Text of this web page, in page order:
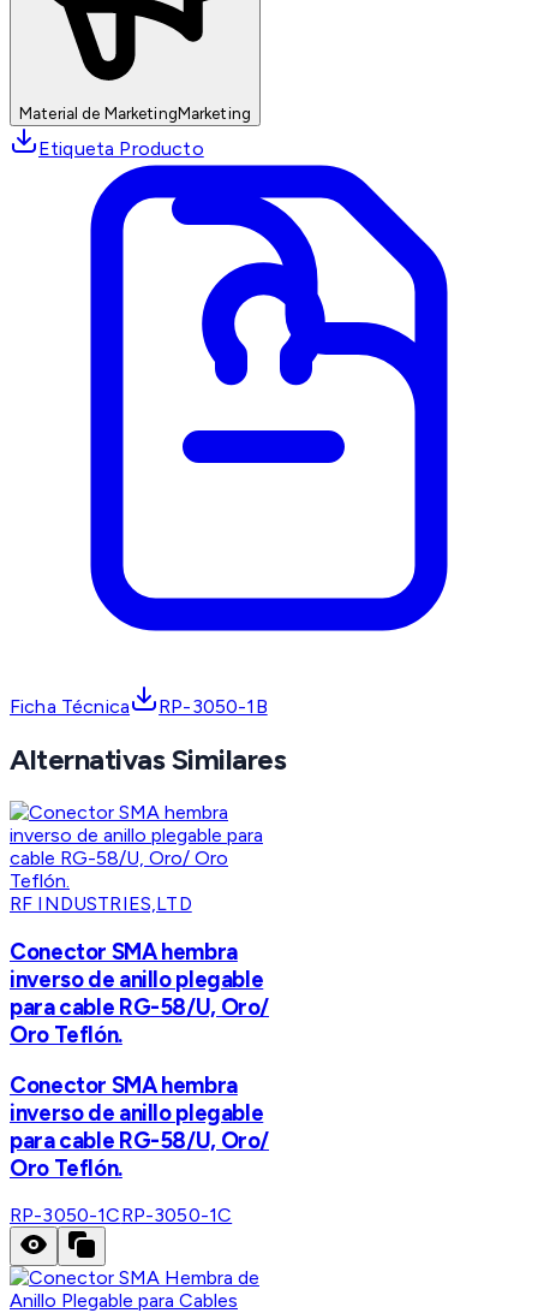
Material de MarketingMarketing
Etiqueta Producto
Ficha Técnica RP-3050-1B
Alternativas Similares
RF INDUSTRIES,LTD
Conector SMA hembra
inverso de anillo plegable
para cable RG-58/U, Oro/
Oro Teflón.
Conector SMA hembra
inverso de anillo plegable
para cable RG-58/U, Oro/
Oro Teflón.
RP-3050-1CRP-3050-1C